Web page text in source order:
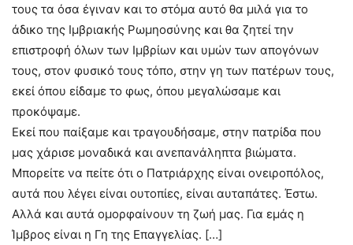
τους τα όσα έγιναν και το στόμα αυτό θα μιλά για το
άδικο της Ιμβριακής Ρωμηοσύνης και θα ζητεί την
επιστροφή όλων των Ιμβρίων και υμών των απογόνων
τους, στον φυσικό τους τόπο, στην γη των πατέρων τους,
εκεί όπου είδαμε το φως, όπου μεγαλώσαμε και
προκόψαμε.
Εκεί που παίξαμε και τραγουδήσαμε, στην πατρίδα που
μας χάρισε μοναδικά και ανεπανάληπτα βιώματα.
Μπορείτε να πείτε ότι ο Πατριάρχης είναι ονειροπόλος,
αυτά που λέγει είναι ουτοπίες, είναι αυταπάτες. Έστω.
Αλλά και αυτά ομορφαίνουν τη ζωή μας. Για εμάς η
Ίμβρος είναι η Γη της Επαγγελίας. […]